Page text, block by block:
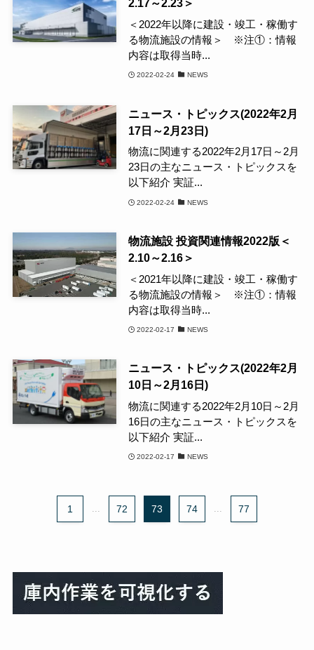
2.17～2.23＞
＜2022年以降に建設・竣工・稼働す
る物流施設の情報＞ ※注①：情報
内容は取得当時...
2022-02-24 NEWS
ニュース・トピックス(2022年2月
17日～2月23日)
物流に関連する2022年2月17日～2月
23日の主なニュース・トピックスを
以下紹介 実証...
2022-02-24 NEWS
物流施設 投資関連情報2022版＜
2.10～2.16＞
＜2021年以降に建設・竣工・稼働す
る物流施設の情報＞ ※注①：情報
内容は取得当時...
2022-02-17 NEWS
ニュース・トピックス(2022年2月
10日～2月16日)
物流に関連する2022年2月10日～2月
16日の主なニュース・トピックスを
以下紹介 実証...
2022-02-17 NEWS
1 ... 72 73 74 ... 77